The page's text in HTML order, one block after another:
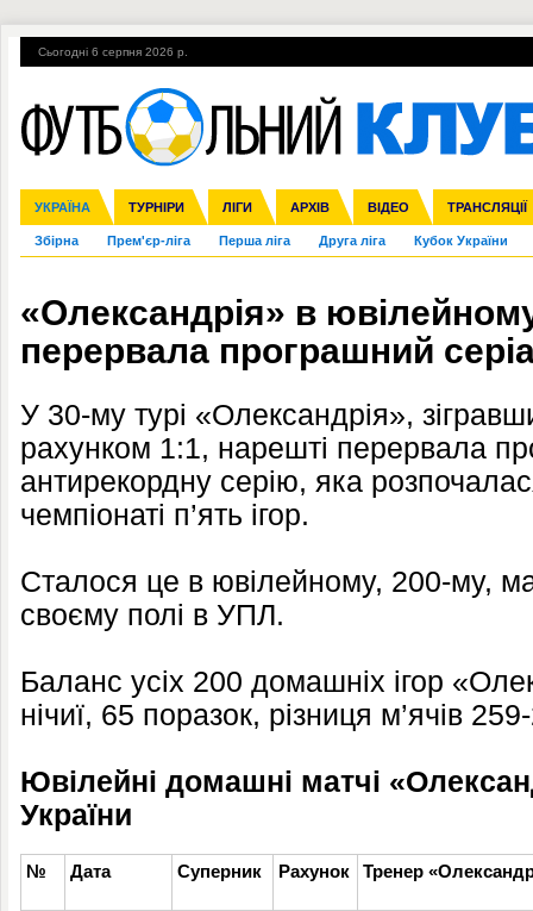
Сьогодні 6 серпня 2026 р.
УКРАЇНА ТУРНІРИ ЛІГИ АРХІВ ВІДЕО ТРАНСЛЯЦІЇ
Збірна Прем'єр-ліга Перша ліга Друга ліга Кубок України
Ліга чемпіонів Ліга Європи Міжнародні Ліга націй Ліга
Англія Іспанія Італія Німеччина Франція Інші
ЧС-2014 ЄВРО-2016 Росія Кубок конфедерацій ЧЄ-2015 (U-
Гарячі теми УПЛ, 1-й тур ВІЙНА УПЛ-ПЕРЕХОДИ
«Олександрія» в
перервала програшний
У 30-му турі «Олександрія»,
рахунком 1:1, нарешті перервала
антирекордну серію, яка
чемпіонаті п’ять ігор.
Сталося це в ювілейному, 200-му,
своєму полі в УПЛ.
Баланс усіх 200 домашніх ігор
нічиї, 65 поразок, різниця м’ячів
Ювілейні домашні матчі
України
№ Дата Суперник Рахунок Тренер